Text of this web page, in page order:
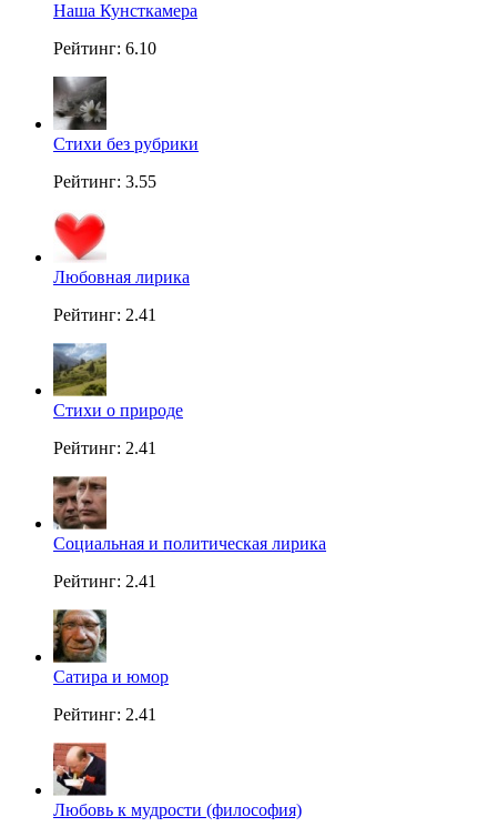
Наша Кунсткамера
Рейтинг: 6.10
Стихи без рубрики
Рейтинг: 3.55
Любовная лирика
Рейтинг: 2.41
Стихи о природе
Рейтинг: 2.41
Социальная и политическая лирика
Рейтинг: 2.41
Сатира и юмор
Рейтинг: 2.41
Любовь к мудрости (философия)